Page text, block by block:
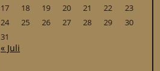
17
18 19 20 21 22
23
24
25 26 27 28 29
30
31
« Juli